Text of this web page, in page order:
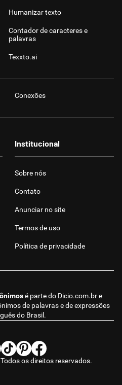
Humanizar texto
Contador de caracteres e
palavras
Texxto.ai
Conexões
é parte do Dicio.com.bre
de palavras e de expressões
do Brasil.
Institucional
Sobre nós
Contato
Anunciar no site
Termos de uso
Política de privacidade
os direitos reservados.